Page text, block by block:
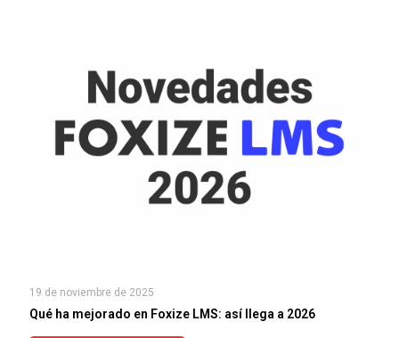
19 de noviembre de 2025
Qué ha mejorado en Foxize LMS: así llega a 2026